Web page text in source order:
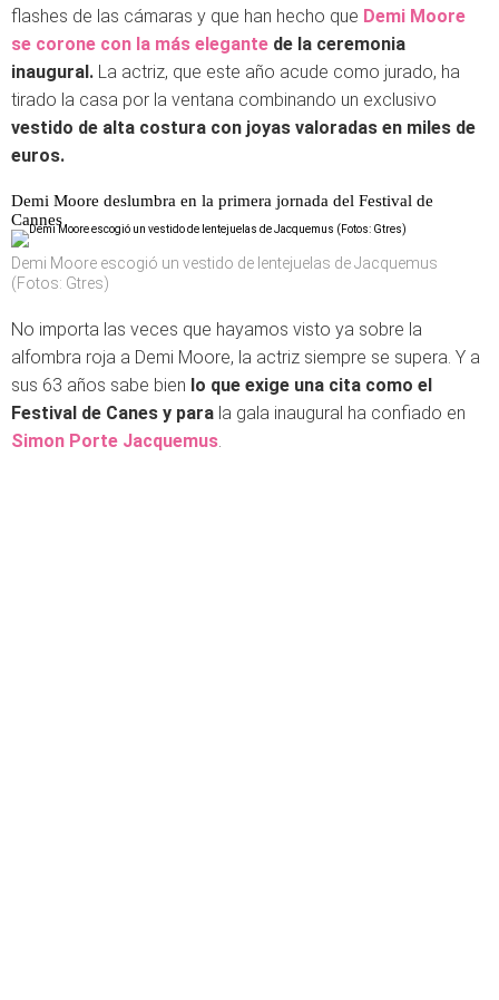
flashes de las cámaras y que han hecho que Demi Moore
se corone con la más elegante de la ceremonia
inaugural. La actriz, que este año acude como jurado, ha
tirado la casa por la ventana combinando un exclusivo
vestido de alta costura con joyas valoradas en miles de
euros.
Demi Moore deslumbra en la primera jornada del Festival de
Cannes
Demi Moore escogió un vestido de lentejuelas de Jacquemus
(Fotos: Gtres)
No importa las veces que hayamos visto ya sobre la
alfombra roja a Demi Moore, la actriz siempre se supera. Y a
sus 63 años sabe bien lo que exige una cita como el
Festival de Canes y para la gala inaugural ha confiado en
Simon Porte Jacquemus.